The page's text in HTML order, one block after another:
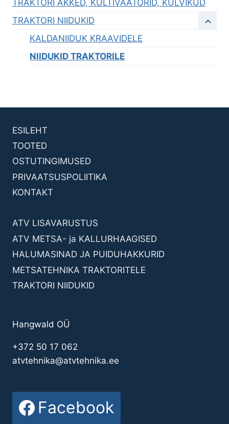
TRAKTORI ÄKKED, KULTIVAATORID, KÜLVIKUD
TRAKTORI NIIDUKID
KALDANIIDUK KRAAVIDELE
NIIDUKID TRAKTORILE
ESILEHT
TOOTED
OSTUTINGIMUSED
PRIVAATSUSPOLIITIKA
KONTAKT
ATV LISAVARUSTUS
ATV METSA- ja KALLURHAAGISED
HALUMASINAD JA PUIDUHAKKURID
METSATEHNIKA TRAKTORITELE
TRAKTORI NIIDUKID
Hangwald OÜ
+372 50 17 062
atvtehnika@atvtehnika.ee
Facebook